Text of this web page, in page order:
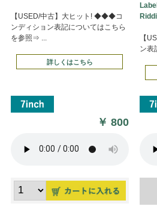
【USED/中古】大ヒット! ◆◆◆コ
ンディション表記についてはこちら
を参照⇒ ...
詳しくはこちら
￥800
【
ン表